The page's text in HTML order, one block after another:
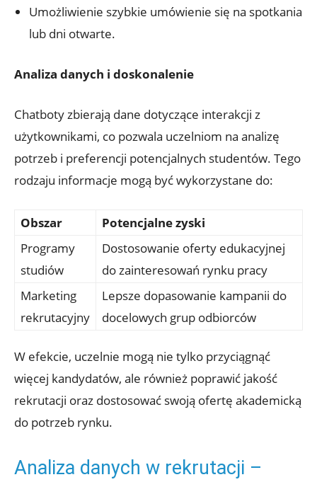
Umożliwienie szybkie umówienie się na spotkania
lub dni otwarte.
Analiza danych i doskonalenie
Chatboty zbierają dane dotyczące interakcji z
użytkownikami, co pozwala uczelniom na analizę
potrzeb i preferencji potencjalnych studentów. Tego
rodzaju informacje mogą być wykorzystane do:
Obszar
Potencjalne zyski
Programy
studiów
Dostosowanie oferty edukacyjnej
do zainteresowań rynku pracy
Marketing
rekrutacyjny
Lepsze dopasowanie kampanii do
docelowych grup odbiorców
W efekcie, uczelnie mogą nie tylko przyciągnąć
więcej kandydatów, ale również poprawić jakość
rekrutacji oraz dostosować swoją ofertę akademicką
do potrzeb rynku.
Analiza danych w rekrutacji –